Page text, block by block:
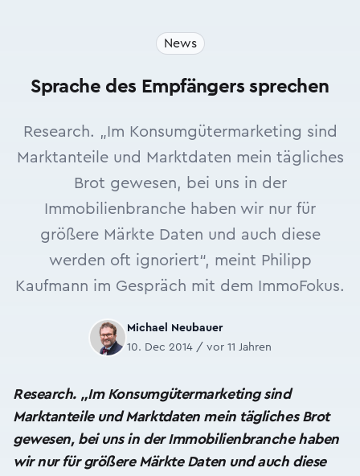
News
Sprache des Empfängers sprechen
Research. „Im Konsumgütermarketing sind
Marktanteile und Marktdaten mein tägliches
Brot gewesen, bei uns in der
Immobilienbranche haben wir nur für
größere Märkte Daten und auch diese
werden oft ignoriert“, meint Philipp
Kaufmann im Gespräch mit dem ImmoFokus.
Michael Neubauer
10. Dec 2014 / vor 11 Jahren
Research. „Im Konsumgütermarketing sind
Marktanteile und Marktdaten mein tägliches Brot
gewesen, bei uns in der Immobilienbranche haben
wir nur für größere Märkte Daten und auch diese